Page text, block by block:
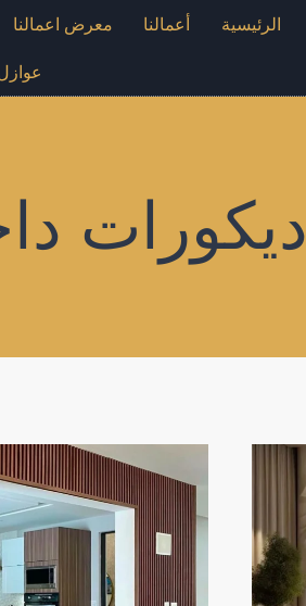
الرئيسية أعمالنا معرض اعمالنا
ديكورات